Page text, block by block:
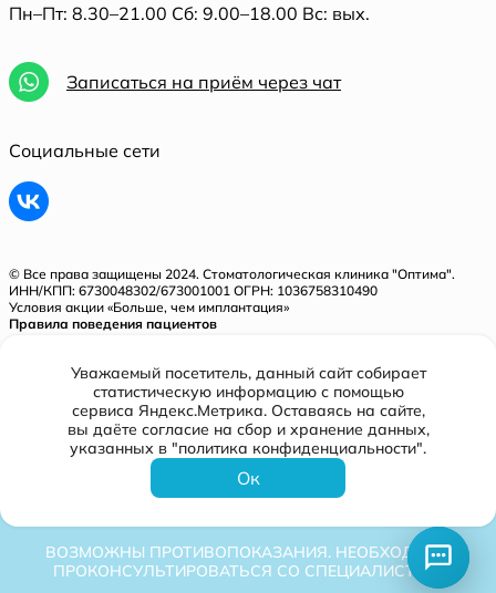
Пн–Пт: 8.30–21.00 Сб: 9.00–18.00 Вс: вых.
Записаться на приём через чат
Социальные сети
© Все права защищены 2024. Стоматологическая клиника "Оптима".
ИНН/КПП: 6730048302/673001001 ОГРН: 1036758310490
Условия акции «Больше, чем имплантация»
Правила поведения пациентов
Лицензия № Л041-01128-67/00321843 от 31.05.2018 г.
Разработано
ВОЗМОЖНЫ ПРОТИВОПОКАЗАНИЯ. НЕОБХОДИМО
ПРОКОНСУЛЬТИРОВАТЬСЯ СО СПЕЦИАЛИСТОМ.
Уважаемый посетитель, данный сайт собирает
статистическую информацию с помощью
сервиса Яндекс.Метрика. Оставаясь на сайте,
вы даёте согласие на сбор и хранение данных,
указанных в "политика конфиденциальности".
Ок